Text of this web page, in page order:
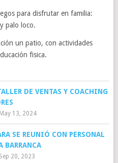
para disfrutar en familia:
palo loco.
un patio, con actividades
fisica.
DE VENTAS Y COACHING
May 13, 2024
SE REUNIÓ CON PERSONAL
BARRANCA
Sep 20, 2023